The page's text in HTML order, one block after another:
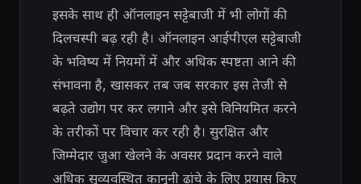
इसके साथ ही ऑनलाइन सट्टेबाजी में भी लोगों की
दिलचस्पी बढ़ रही है। ऑनलाइन आईपीएल सट्टेबाजी
के भविष्य में नियमों में और अधिक स्पष्टता आने की
संभावना है, खासकर तब जब सरकार इस तेजी से
बढ़ते उद्योग पर कर लगाने और इसे विनियमित करने
के तरीकों पर विचार कर रही है। सुरक्षित और
जिम्मेदार जुआ खेलने के अवसर प्रदान करने वाले
अधिक सुव्यवस्थित कानूनी ढांचे के लिए प्रयास किए